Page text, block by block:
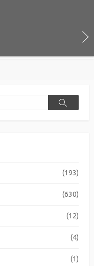
Search
(193)
(630)
(12)
(4)
(1)